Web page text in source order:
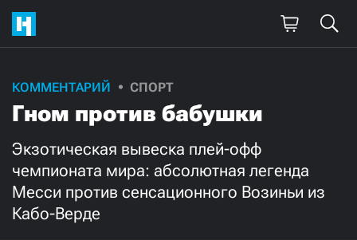
КОММЕНТАРИЙ СПОРТ
Гном против бабушки
Экзотическая вывеска плей-офф
чемпионата мира: абсолютная легенда
Месси против сенсационного Возиньи из
Кабо-Верде
Поддержите
нашу работу!
Ежемесячно Разово
3000 1000